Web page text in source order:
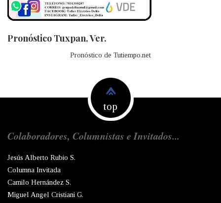
Pronóstico Tuxpan, Ver.
Pronóstico de Tutiempo.net
top
Colaboradores, Columnistas e Invitados...
Jesús Alberto Rubio S.
Columna Invitada
Camilo Hernández S.
Miguel Angel Cristiani G.